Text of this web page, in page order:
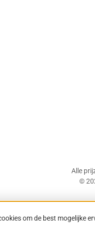
Alle
©
om de best mogelijke